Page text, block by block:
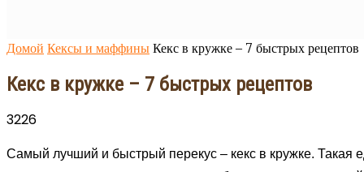
Домой Кексы и маффины Кекс в кружке – 7 быстрых рецептов
Кекс в кружке – 7 быстрых рецептов
3226
Самый лучший и быстрый перекус – кекс в кружке. Такая